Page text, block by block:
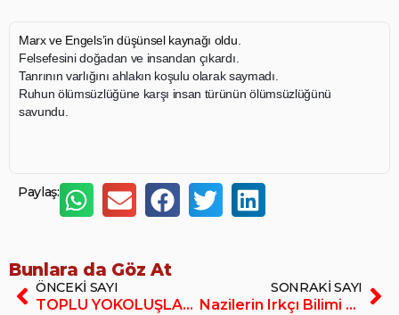
Marx ve Engels’in düşünsel kaynağı oldu.
Felsefesini doğadan ve insandan çıkardı.
Tanrının varlığını ahlakın koşulu olarak saymadı.
Ruhun ölümsüzlüğüne karşı insan türünün ölümsüzlüğünü
savundu.
Paylaş:
Bunlara da Göz At
ÖNCEKI SAYI
TOPLU YOKOLUŞLAR- Yaşamın Köklü Dönüşümü
SONRAKI SAYI
Nazilerin Irkçı Bilimi ARİ FİZİK